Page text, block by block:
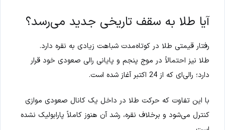
آیا طلا به سقف تاریخی جدید می‌رسد؟
رفتار قیمتی طلا در کوتاه‌مدت شباهت زیادی به نقره دارد.
طلا نیز احتمالاً در موج پنجم و پایانی رالی صعودی خود قرار
دارد؛ رالی‌ای که از 24 اکتبر آغاز شده است.
با این تفاوت که حرکت طلا در داخل یک کانال صعودی موازی
کنترل می‌شود و برخلاف نقره، رشد آن هنوز کاملاً پارابولیک نشده